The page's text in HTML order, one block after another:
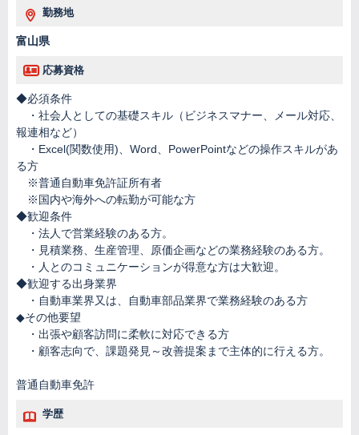
勤務地
富山県
応募資格
◆必須条件
・社会人としての基礎スキル（ビジネスマナー、メール対応、
報連相など）
・Excel(関数使用)、Word、PowerPointなどの操作スキルがあ
る方
※普通自動車免許証所有者
※国内や海外への転勤が可能な方
◆歓迎条件
・法人で営業経験のある方。
・見積業務、生産管理、原価企画などの業務経験のある方。
・人とのコミュニケーションが得意な方は大歓迎。
◆歓迎する出身業界
・自動車業界又は、自動車部品業界で業務経験のある方
◆その他要望
・出張や顧客訪問に柔軟に対応できる方
・顧客志向で、課題発見～改善提案まで主体的に行える方。
普通自動車免許
学歴